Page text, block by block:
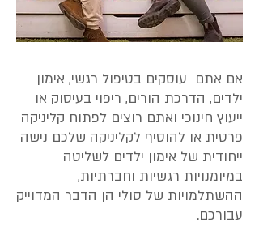
אם אתם עוסקים בטיפול רגשי, אימון
ילדים, הדרכת הורים, ריפוי בעיסוק או
ייעוץ חינוכי ואתם רוצים לפתוח קליניקה
פרטית או להוסיף לקליניקה שלכם נישה
ייחודית של אימון ילדים לשליטה
במיומנויות רגשיות וחברתיות,
ההשתלמויות של סולי הן הדבר המדוייק
עבורכם.